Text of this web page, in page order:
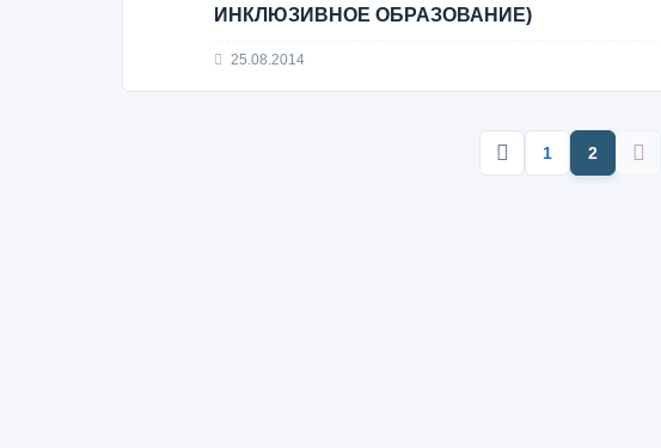
ИНКЛЮЗИВНОЕ ОБРАЗОВАНИЕ)
25.08.2014
1 2